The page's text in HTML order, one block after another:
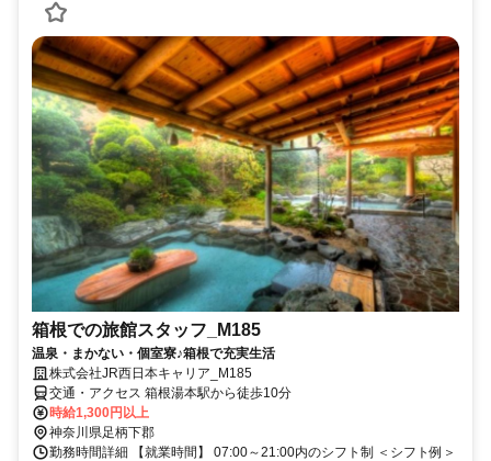
箱根での旅館スタッフ_M185
温泉・まかない・個室寮♪箱根で充実生活
株式会社JR西日本キャリア_M185
交通・アクセス 箱根湯本駅から徒歩10分
時給1,300円以上
神奈川県足柄下郡
勤務時間詳細 【就業時間】 07:00～21:00内のシフト制 ＜シフト例＞